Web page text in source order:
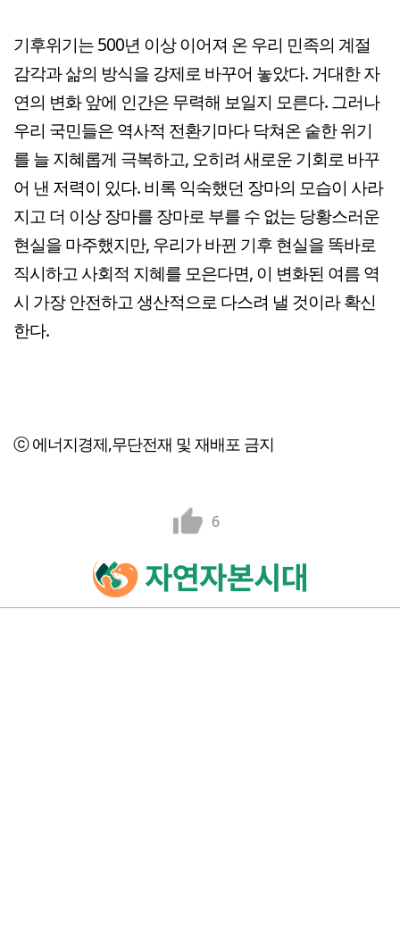
기후위기는 500년 이상 이어져 온 우리 민족의 계절
감각과 삶의 방식을 강제로 바꾸어 놓았다. 거대한 자
연의 변화 앞에 인간은 무력해 보일지 모른다. 그러나
우리 국민들은 역사적 전환기마다 닥쳐온 숱한 위기
를 늘 지혜롭게 극복하고, 오히려 새로운 기회로 바꾸
어 낸 저력이 있다. 비록 익숙했던 장마의 모습이 사라
지고 더 이상 장마를 장마로 부를 수 없는 당황스러운
현실을 마주했지만, 우리가 바뀐 기후 현실을 똑바로
직시하고 사회적 지혜를 모은다면, 이 변화된 여름 역
시 가장 안전하고 생산적으로 다스려 낼 것이라 확신
한다.
ⓒ 에너지경제,무단전재 및 재배포 금지
6